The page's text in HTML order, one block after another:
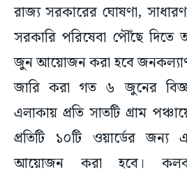
রাজ্য সরকারের ঘোষণা,
সরকারি পরিষেবা পৌঁছে
জুন আয়োজন করা হবে জনকল্যাণ
জারি করা গত ৬ জুনের
এলাকায় প্রতি সাতটি গ্রাম
প্রতিটি ১০টি ওয়ার্ডের জন্য
আয়োজন করা হবে।